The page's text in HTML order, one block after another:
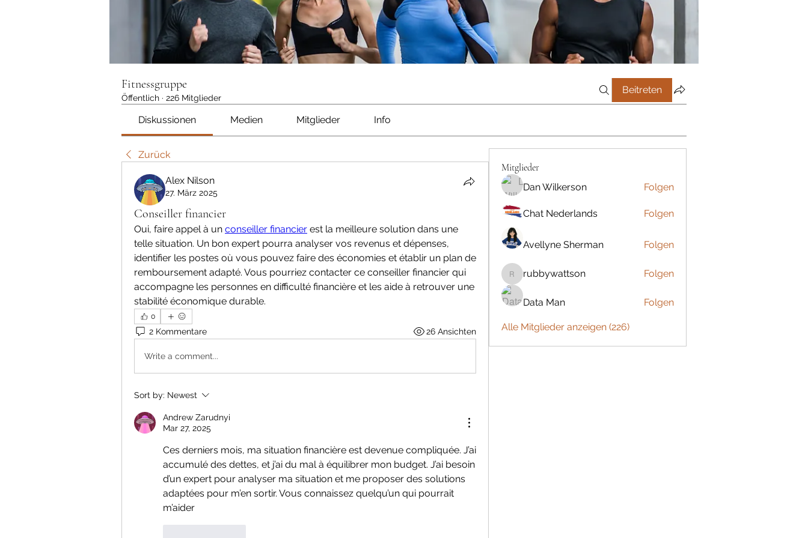
Fitnessgruppe
Öffentlich · 226 Mitglieder
Beitreten
Diskussionen Medien Mitglieder Info
Zurück
Alex Nilson
27. März 2025
Conseiller financier
Oui, faire appel à un conseiller financier est la meilleure solution dans une
telle situation. Un bon expert pourra analyser vos revenus et dépenses,
identifier les postes où vous pouvez faire des économies et établir un plan de
remboursement adapté. Vous pourriez contacter ce conseiller financier qui
accompagne les personnes en difficulté financière et les aide à retrouver une
stabilité économique durable.
0
2 Kommentare 26 Ansichten
Write a comment...
Sort by: Newest
Andrew Zarudnyi
Mar 27, 2025
Ces derniers mois, ma situation financière est devenue compliquée. J’ai
accumulé des dettes, et j’ai du mal à équilibrer mon budget. J’ai besoin
d’un expert pour analyser ma situation et me proposer des solutions
adaptées pour m’en sortir. Vous connaissez quelqu’un qui pourrait
m’aider
Mitglieder
Dan Wilkerson Folgen
Chat Nederlands Folgen
Avellyne Sherman Folgen
rubbywattson
rubbywattson Folgen
Data Man Folgen
Alle Mitglieder anzeigen (226)